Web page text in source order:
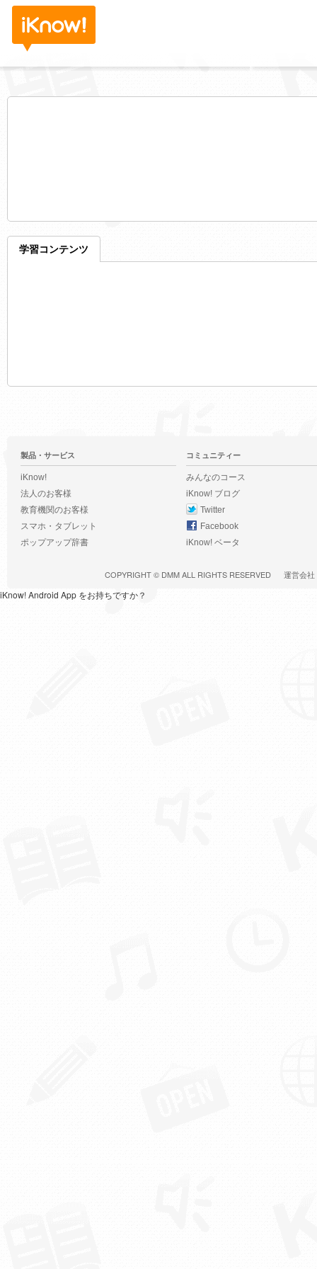
学習コンテンツ
製品・サービス
iKnow!
法人のお客様
教育機関のお客様
スマホ・タブレット
ポップアップ辞書
コミュニティー
みんなのコース
iKnow! ブログ
Twitter
Facebook
iKnow! ベータ
COPYRIGHT © DMMALL RIGHTS RESERVED 運営会社
iKnow! Android App をお持ちですか？